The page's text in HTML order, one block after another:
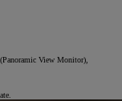
View Monitor),